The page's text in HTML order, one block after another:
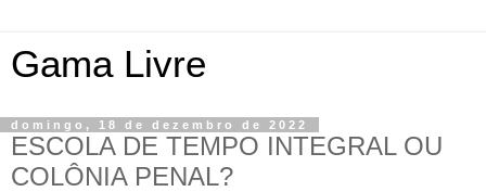
Gama Livre
domingo, 18 de dezembro de 2022
ESCOLA DE TEMPO INTEGRAL OU
COLÔNIA PENAL?